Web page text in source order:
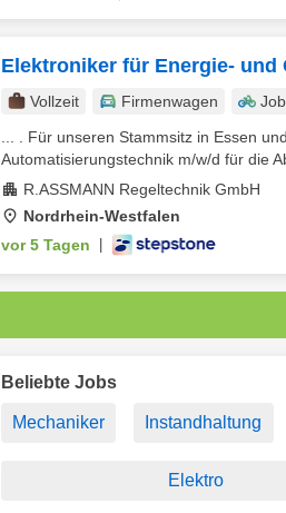
Elektroniker für Energie- und
Vollzeit Firmenwagen
... . Für unseren Stammsitz in Essen
Automatisierungstechnik m/w/d für die
R.ASSMANN Regeltechnik GmbH
Nordrhein-Westfalen
vor 5 Tagen
Beliebte Jobs
Mechaniker Instandhaltung
Elektro